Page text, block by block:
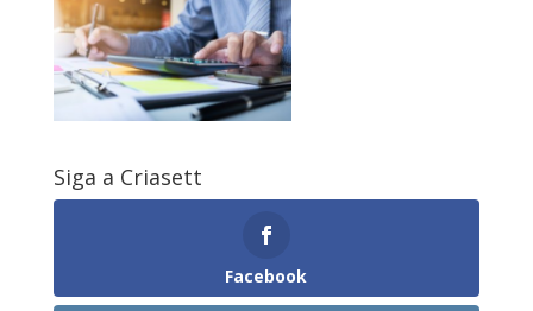
Siga a Criasett
Facebook